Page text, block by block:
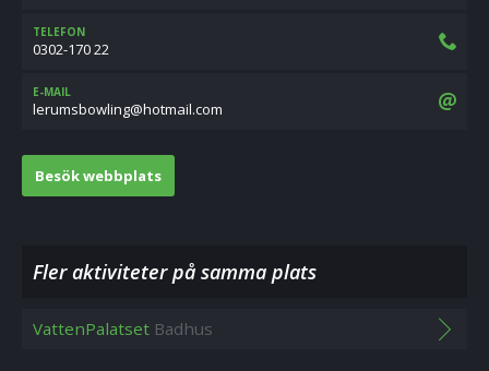
TELEFON
0302-170 22
E-MAIL
moc.liamtoh@gnilwobsmurel
Besök webbplats
Fler aktiviteter på samma plats
VattenPalatset Badhus